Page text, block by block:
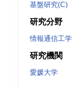
基盤研究(C)
研究分野
情報通信工学
研究機関
愛媛大学